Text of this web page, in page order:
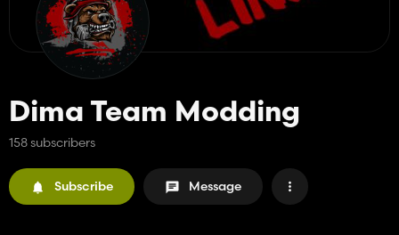
Dima Team Modding
158 subscribers
Subscribe Message